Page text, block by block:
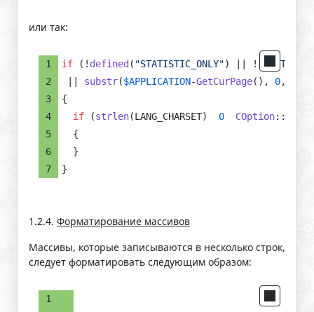
или так:
if (! defined ( "STATISTIC_ONLY") || !
substr($APPLICATION-GetCurPage(), 0,
{
if (strlen(LANG_CHARSET) 0 COption::
  {
  }
}
1.2.4. Форматирование массивов
Массивы, которые записываются в несколько строк,
следует форматировать следующим образом: